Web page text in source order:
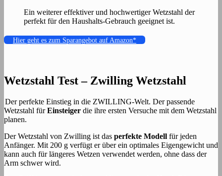
Ein weiterer effektiver und hochwertiger Wetzstahl der
perfekt für den Haushalts-Gebrauch geeignet ist.
Hier geht es zum Sparangebot auf Amazon*
Wetzstahl Test – Zwilling Wetzstahl
Der perfekte Einstieg in die ZWILLING-Welt. Der passende
Wetzstahl fürEinsteiger die ihre ersten Versuche mit dem Wetzstahl
planen.
Der Wetzstahl von Zwilling ist das perfekte Modell für jeden
Anfänger. Mit 200 g verfügt er über ein optimales Eigengewicht und
kann auch für längeres Wetzen verwendet werden, ohne dass der
Arm schwer wird.